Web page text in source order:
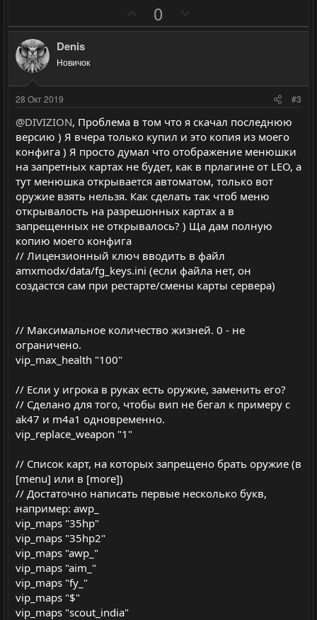
о
т
в
н
ы
й
г
о
л
о
с
0
е
т
в
н
ы
й
г
о
л
о
с
Denis
Новичок
28 Окт 2019 #3
@DIVIZION, Проблема в том что я скачал последнюю
версию ) Я вчера только купил и это копия из моего
конфига ) Я просто думал что отображение менюшки
на запретных картах не будет, как в прлагине от LEO, а
тут менюшка открывается автоматом, только вот
оружие взять нельзя. Как сделать так чтоб меню
открывалость на разрешонных картах а в
запрещенных не открывалось? ) Ща дам полную
копию моего конфига
// Лицензионный ключ вводить в файл
amxmodx/data/fg_keys.ini (если файла нет, он
создастся сам при рестарте/смены карты сервера)
// Максимальное количество жизней. 0 - не
ограничено.
vip_max_health "100"
// Если у игрока в руках есть оружие, заменить его?
// Сделано для того, чтобы вип не бегал к примеру с
ak47 и m4a1 одновременно.
vip_replace_weapon "1"
// Список карт, на которых запрещено брать оружие (в
[menu] или в [more])
// Достаточно написать первые несколько букв,
например: awp_
vip_maps "35hp"
vip_maps "35hp2"
vip_maps "awp_"
vip_maps "aim_"
vip_maps "fy_"
vip_maps "$"
vip_maps "scout_india"